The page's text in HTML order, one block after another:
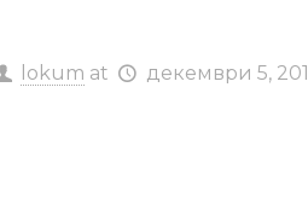
lokum at декември 5,